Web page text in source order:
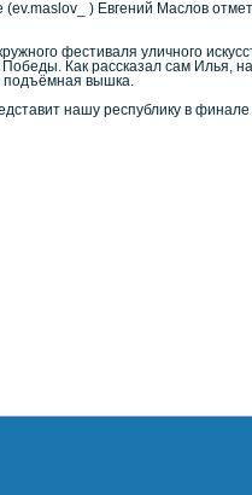
(ev.maslov_ ) Евгений Маслов
фестиваля уличного
Как рассказал сам Илья,
подъёмная вышка.
нашу республику в